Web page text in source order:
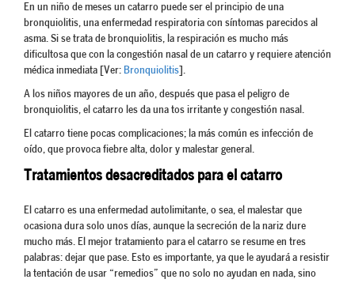
En un niño de meses un catarro puede ser el principio de una
bronquiolitis, una enfermedad respiratoria con síntomas parecidos al
asma. Si se trata de bronquiolitis, la respiración es mucho más
dificultosa que con la congestión nasal de un catarro y requiere atención
médica inmediata [Ver: Bronquiolitis ].
A los niños mayores de un año, después que pasa el peligro de
bronquiolitis, el catarro les da una tos irritante y congestión nasal.
El catarro tiene pocas complicaciones; la más común es infección de
oído, que provoca fiebre alta, dolor y malestar general.
Tratamientos desacreditados para el catarro
El catarro es una enfermedad autolimitante, o sea, el malestar que
ocasiona dura solo unos días, aunque la secreción de la nariz dure
mucho más. El mejor tratamiento para el catarro se resume en tres
palabras: dejar que pase. Esto es importante, ya que le ayudará a resistir
la tentación de usar “remedios” que no solo no ayudan en nada, sino